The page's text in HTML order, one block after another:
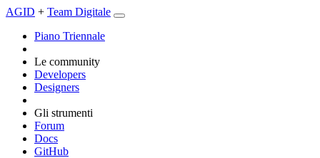
AGID + Team Digitale
Piano Triennale
Le community
Developers
Designers
Gli strumenti
Forum
Docs
GitHub